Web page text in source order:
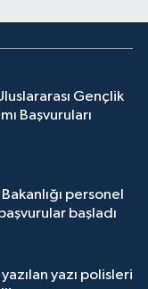
Gençlik
Başvuruları
personel
başladı
yazı polisleri